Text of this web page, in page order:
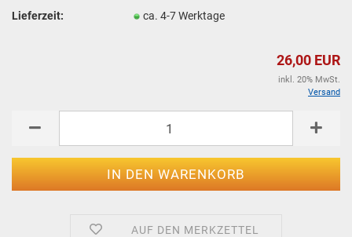
Lieferzeit: ca. 4-7 Werktage
26,00 EUR
inkl. 20% MwSt.
Versand
AUF DEN MERKZETTEL